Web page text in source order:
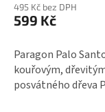
495 Kč bez DPH
599 Kč
Paragon Palo
kouřovým,
posvátného dřeva